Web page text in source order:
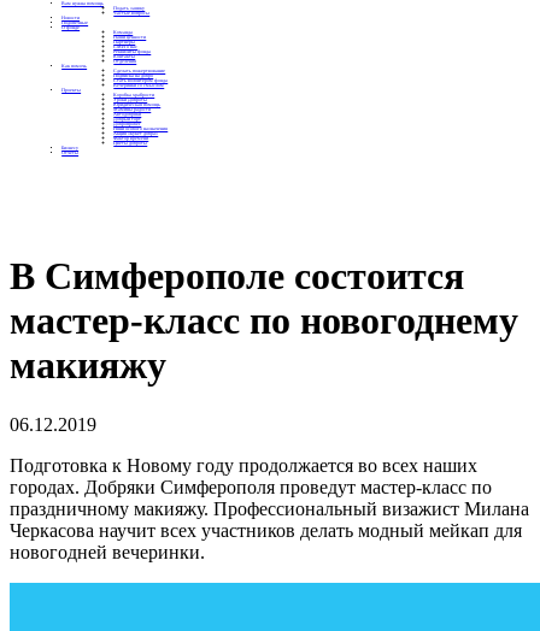
Вам нужна помощь
Подать заявку
Частые вопросы
Новости
Подопечные
О фонде
Команда
Наши ценности
Партнеры
СМИ о нас
Реквизиты фонда
Контакты
Отделения
Как помочь
Сделать пожертвование
Подписка на добро
Стать волонтером фонда
Вечеринки со смыслом
Проекты
Коробка храбрости
Уроки Доброты
Юридическая помощь
Мамины радости
Автодобряки
Добрый торт
Добропробег
Няни особого назначения
Акция «Букет добра»
Фактор времени
Цветы доброты
Бизнесу
Отчеты
В Симферополе состоится
мастер-класс по новогоднему
макияжу
06.12.2019
Подготовка к Новому году продолжается во всех наших
городах. Добряки Симферополя проведут мастер-класс по
праздничному макияжу. Профессиональный визажист Милана
Черкасова научит всех участников делать модный мейкап для
новогодней вечеринки.